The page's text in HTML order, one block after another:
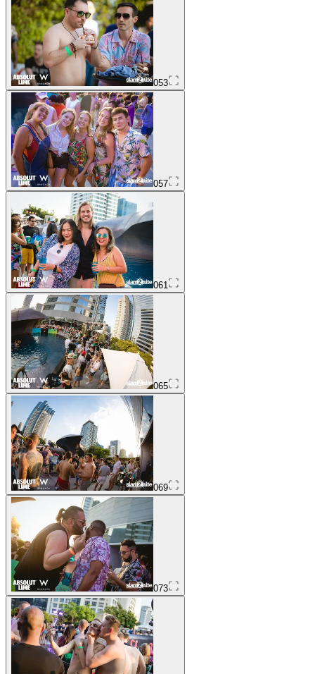
053
057
061
065
069
073